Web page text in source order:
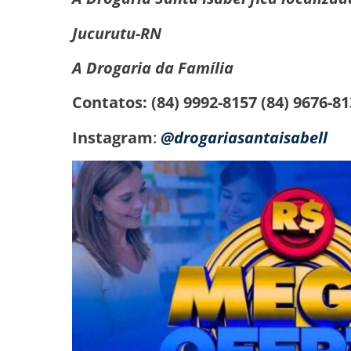
Jucurutu-RN
A Drogaria da Família
Contatos: (84) 9992-8157(84) 9676-
Instagram: @drogariasantaisabell